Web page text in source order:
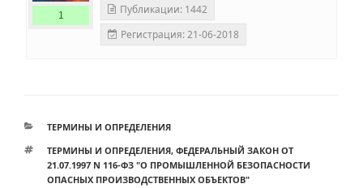
1
Публикации: 1442
Регистрация: 21-06-2018
РУБРИКИ
ТЕРМИНЫ И ОПРЕДЕЛЕНИЯ
МЕТКИ
ТЕРМИНЫ И ОПРЕДЕЛЕНИЯ, ФЕДЕРАЛЬНЫЙ ЗАКОН ОТ
21.07.1997 N 116-ФЗ "О ПРОМЫШЛЕННОЙ БЕЗОПАСНОСТИ
ОПАСНЫХ ПРОИЗВОДСТВЕННЫХ ОБЪЕКТОВ"